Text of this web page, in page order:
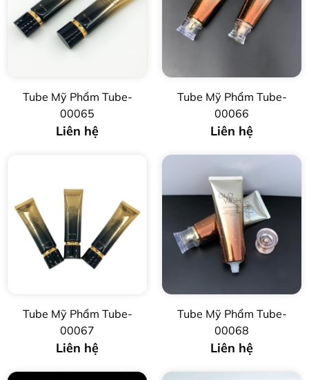
Tube Mỹ Phẩm Tube-
00065
Liên hệ
Tube Mỹ Phẩm Tube-
00066
Liên hệ
Tube Mỹ Phẩm Tube-
00067
Liên hệ
Tube Mỹ Phẩm Tube-
00068
Liên hệ